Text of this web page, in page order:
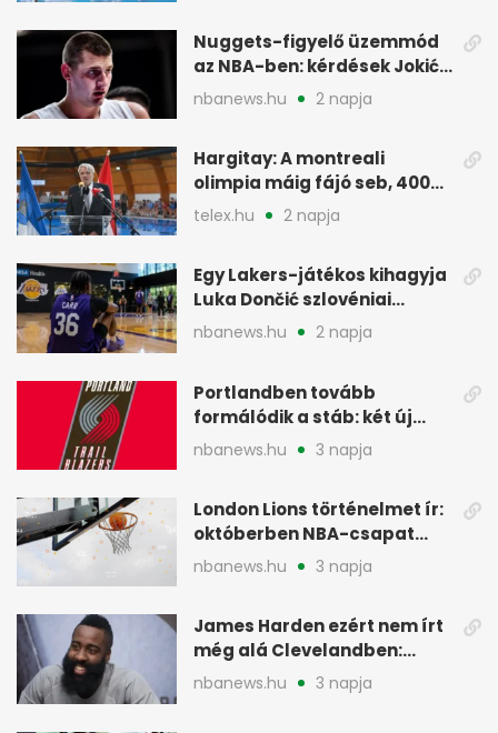
Nuggets-figyelő üzemmód
az NBA-ben: kérdések Jokić
jövőjéről
nbanews.hu 2 napja
Hargitay: A montreali
olimpia máig fájó seb, 400
vegyesen 4. lett
telex.hu 2 napja
Egy Lakers-játékos kihagyja
Luka Dončić szlovéniai
minicampjét
nbanews.hu 2 napja
Portlandben tovább
formálódik a stáb: két új
szakember a Blazersnél
nbanews.hu 3 napja
London Lions történelmet ír:
októberben NBA-csapat
ellen lép pályára
nbanews.hu 3 napja
James Harden ezért nem írt
még alá Clevelandben:
pénzügyi okok
nbanews.hu 3 napja